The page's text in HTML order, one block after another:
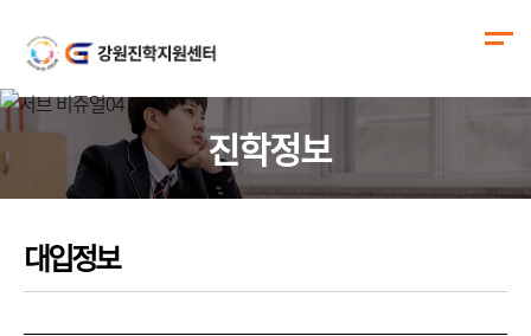
진학정보
대입정보